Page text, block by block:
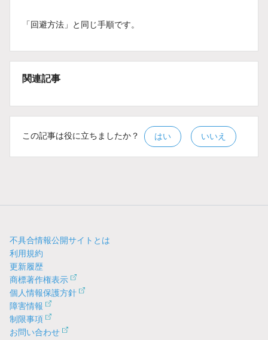
「回避方法」と同じ手順です。
関連記事
この記事は役に立ちましたか？ はい いいえ
不具合情報公開サイトとは
利用規約
更新履歴
商標著作権表示
個人情報保護方針
障害情報
制限事項
お問い合わせ